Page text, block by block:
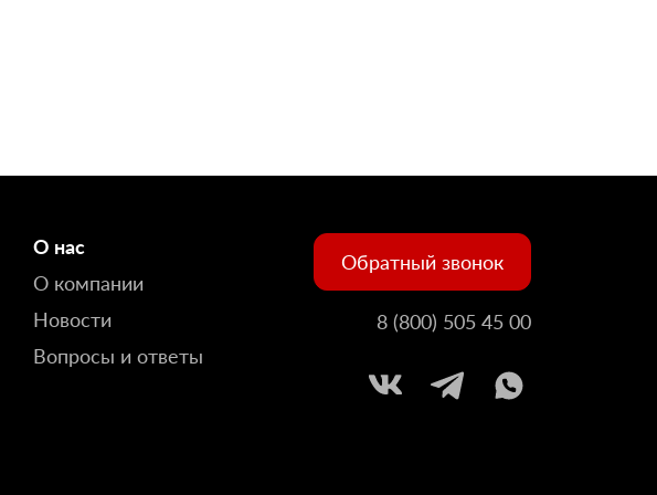
О нас
О компании
Новости
Вопросы и ответы
Обратный звонок
8 (800) 505 45 00